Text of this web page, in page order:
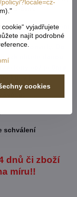
5-6cm.
1,7m = 170cm
u jednoho rozměru
dohromady. Do
jak chtete danou
kusy ).
schválení
dnů či zboží
míru!!
?locale=cz-
vyjadřujete
najít podrobné
cookies